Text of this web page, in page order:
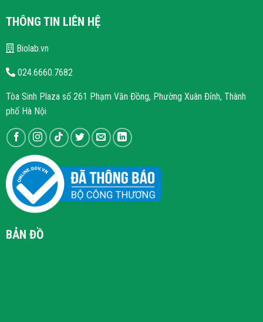
THÔNG TIN LIÊN HỆ
Biolab.vn
024.6660.7682
Tòa Sinh Plaza số 261 Phạm Văn Đồng, Phường Xuân Đỉnh, Thành
phố Hà Nội
BẢN ĐỒ